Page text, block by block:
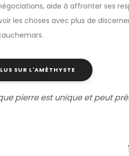
aide à affronter ses
les choses avec plus de
SUR L'AMÉTHYSTE
pierre est unique et peut